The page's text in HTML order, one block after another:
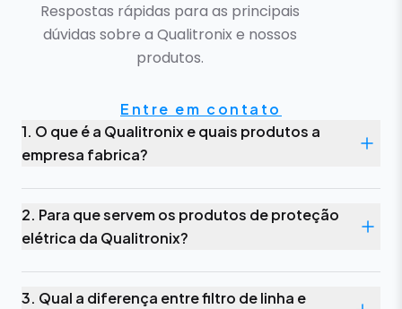
Respostas rápidas para as principais
dúvidas sobre a Qualitronix e nossos
produtos.
Entre em contato
1. O que é a Qualitronix e quais produtos a
empresa fabrica?
2. Para que servem os produtos de proteção
elétrica da Qualitronix?
3. Qual a diferença entre filtro de linha e